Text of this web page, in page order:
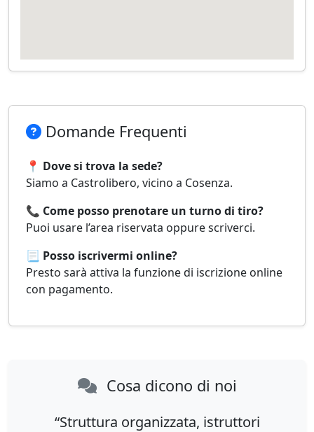
Domande Frequenti
📍 Dove si trova la sede?
Siamo a Castrolibero, vicino a Cosenza.
📞 Come posso prenotare un turno di tiro?
Puoi usare l’area riservata oppure scriverci.
📃 Posso iscrivermi online?
Presto sarà attiva la funzione di iscrizione online
con pagamento.
Cosa dicono di noi
“Struttura organizzata, istruttori